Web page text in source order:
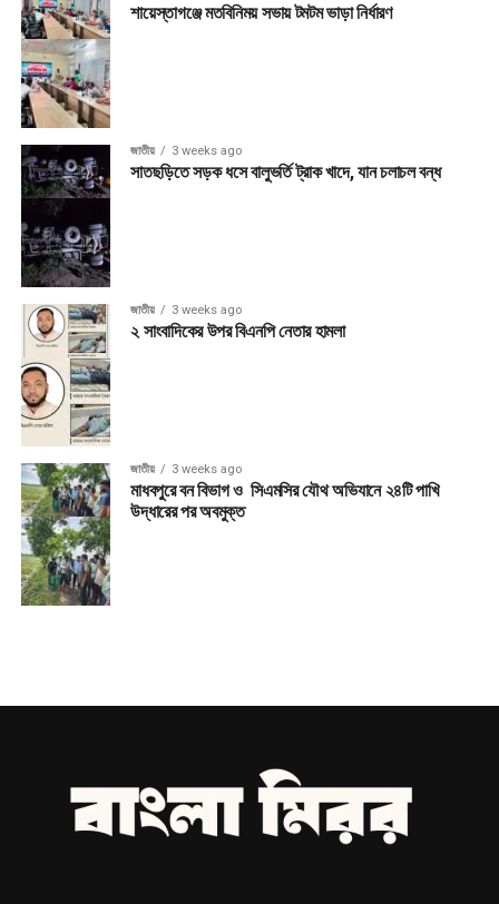
শায়েস্তাগঞ্জে মতবিনিময় সভায় টমটম ভাড়া নির্ধারণ
জাতীয় 3 weeks ago
সাতছড়িতে সড়ক ধসে বালুভর্তি ট্রাক খাদে, যান চলাচল বন্ধ
জাতীয় 3 weeks ago
২ সাংবাদিকের উপর বিএনপি নেতার হামলা
জাতীয় 3 weeks ago
মাধবপুরে বন বিভাগ ও সিএমসির যৌথ অভিযানে ২৪টি পাখি
উদ্ধারের পর অবমুক্ত